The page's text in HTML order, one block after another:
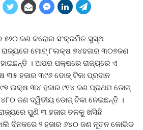
୫୨୦ ଜଣ କରୋନା ସଂକ୍ରମିତ ସୁସ୍ଥ
ରାଜ୍ୟରେ ମୋଟ୍‍ ୮ଲକ୍ଷ ୭୪ହଜାର ୩୦୭ଜଣ
। ଅପର ପକ୍ଷରେ ରାଜ୍ୟରେ ଏ
୩୫ ହଜାର ୩୯୬ ଡୋଜ୍‍ ଟିକା ପ୍ରଦାନ
ଲକ୍ଷ ୩୪ ହଜାର ୯୧୪ ଜଣ ପ୍ରଥମ ଡୋଜ୍‍
ଜଣ ଦ୍ୱିତୀୟ ଡୋଜ୍‍ ଟିକା ନେଇଛନ୍ତି ।
ପୁଣି ୩ ହଜାର ତଳକୁ ଖସିଛି
ଦିନକରେ ୨ ହଜାର ୬୪୦ ଜଣ ନୂତନ କୋଭିଡ